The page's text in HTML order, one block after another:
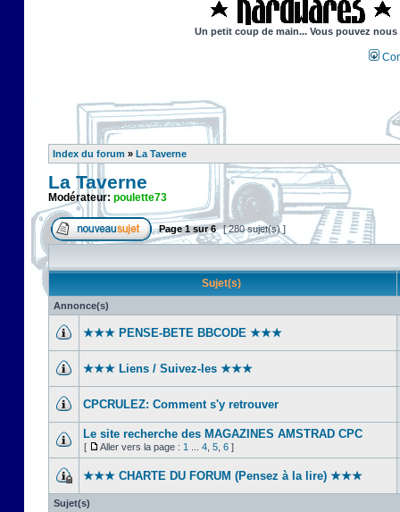
Un petit coup de main... Vous pouvez
Index du forum » La Taverne
La Taverne
Modérateur: poulette73
Page1sur6 [ 280 sujet(s) ]
Sujet(s)
Annonce(s)
★★★ PENSE-BETE BBCODE ★★★
★★★ Liens / Suivez-les ★★★
CPCRULEZ: Comment s'y retrouver‎
Le site recherche des MAGAZINES AMSTRAD CPC
[ Aller vers la page : 1 4 5 6 ]
★★★ CHARTE DU FORUM (Pensez à la lire) ★★★
Sujet(s)